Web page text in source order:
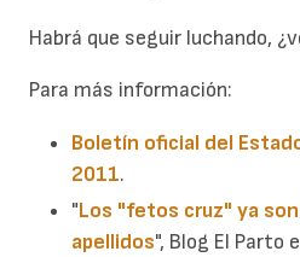
Habrá que seguir luchando,
Para más información:
Boletín oficial del
2011.
"Los "fetos cruz" ya
apellidos", Blog El Parto